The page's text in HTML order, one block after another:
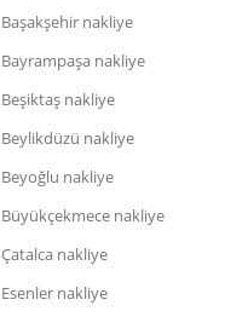
Başakşehir nakliye
Bayrampaşa nakliye
Beşiktaş nakliye
Beylikdüzü nakliye
Beyoğlu nakliye
Büyükçekmece nakliye
Çatalca nakliye
Esenler nakliye